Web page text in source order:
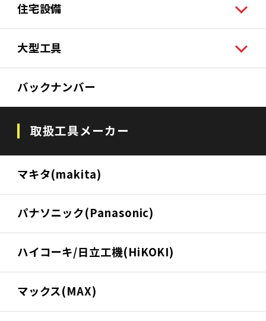
住宅設備
大型工具
バックナンバー
取扱工具メーカー
マキタ(makita)
パナソニック(Panasonic)
ハイコーキ/日立工機(HiKOKI)
マックス(MAX)